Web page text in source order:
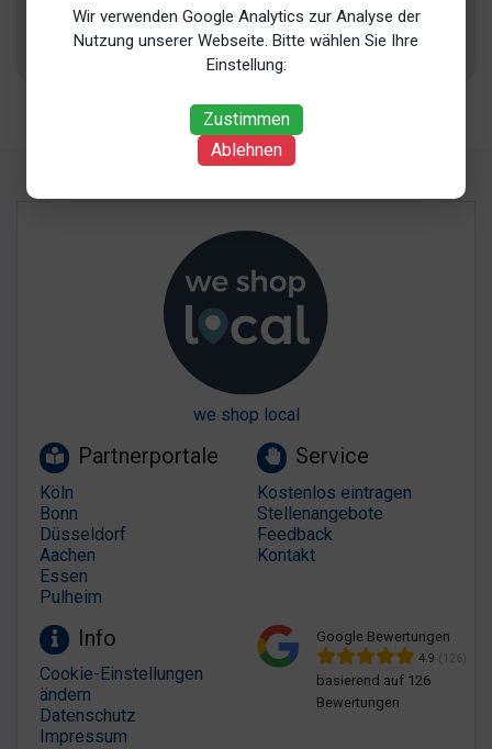
Wir verwenden Google Analytics zur Analyse der
Nutzung unserer Webseite. Bitte wählen Sie Ihre
Einstellung:
Zustimmen
Ablehnen
Sexualstrafrecht
+ 3 weitere
we shop local
Partnerportale
Köln
Bonn
Düsseldorf
Aachen
Essen
Pulheim
Service
Kostenlos eintragen
Stellenangebote
Feedback
Kontakt
Info
Cookie-Einstellungen
ändern
Datenschutz
Impressum
Google Bewertungen
4.9 (126)
basierend auf 126
Bewertungen